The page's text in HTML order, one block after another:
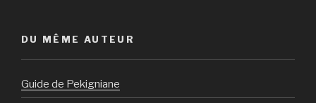
DU MÊME AUTEUR
Guide de Pekigniane